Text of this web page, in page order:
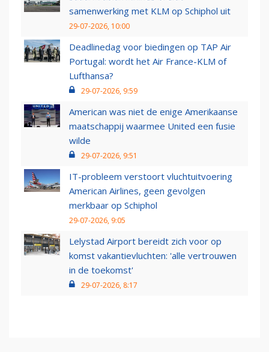
samenwerking met KLM op Schiphol uit
29-07-2026, 10:00
Deadlinedag voor biedingen op TAP Air
Portugal: wordt het Air France-KLM of
Lufthansa?
29-07-2026, 9:59
American was niet de enige Amerikaanse
maatschappij waarmee United een fusie
wilde
29-07-2026, 9:51
IT-probleem verstoort vluchtuitvoering
American Airlines, geen gevolgen
merkbaar op Schiphol
29-07-2026, 9:05
Lelystad Airport bereidt zich voor op
komst vakantievluchten: 'alle vertrouwen
in de toekomst'
29-07-2026, 8:17